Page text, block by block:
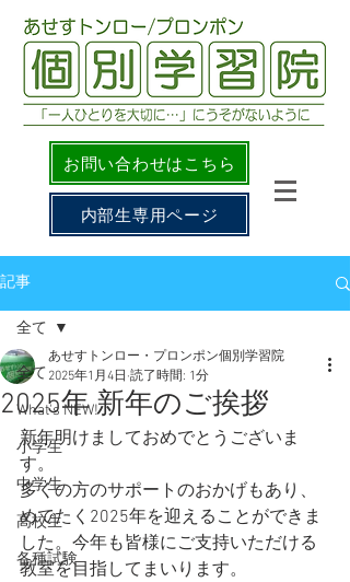
お問い合わせはこちら
内部生専用ページ
記事
全て
What's NEW!
小学生
中学生
高校生
各種試験
全て
2025年 新年のご挨拶
あせすトンロー・プロンポン個別学習院
2025年1月4日 読了時間: 1分
新年明けましておめでとうございま
す。
多くの方のサポートのおかげもあり、
めでたく2025年を迎えることができま
した。今年も皆様にご支持いただける
教室を目指してまいります。